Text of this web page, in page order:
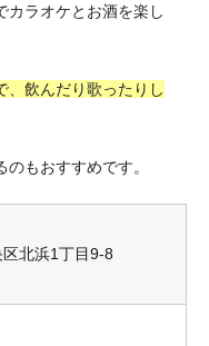
カラオケとお酒を楽し
、飲んだり歌ったりし
もおすすめです。
北浜1丁目9-8